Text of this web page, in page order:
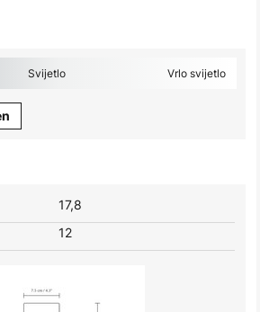
Svijetlo Vrlo svijetlo
17,8
12